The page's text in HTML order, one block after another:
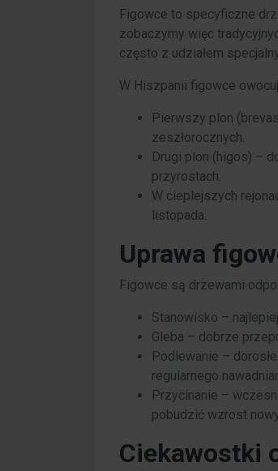
Figowce to specyficzne
zobaczymy więc
często z udziałem
W Hiszpanii figowce
Pierwszy plon
zeszłorocznych.
Drugi plon (higos) –
przyrostach.
W cieplejszych
listopada.
Uprawa
Figowce są drzewami
Stanowisko –
Gleba – dobrze
Podlewanie –
regularnego
Przycinanie –
pobudzić wzrost
Ciekawostki